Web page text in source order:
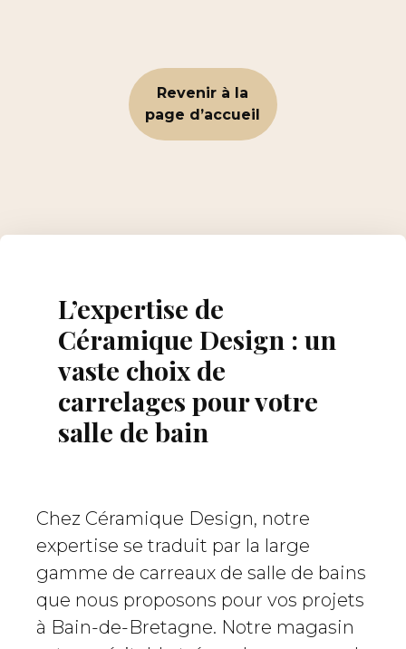
Revenir à la
page d’accueil
L’expertise de
Céramique Design : un
vaste choix de
carrelages pour votre
salle de bain
Chez Céramique Design, notre
expertise se traduit par la large
gamme de carreaux de salle de bains
que nous proposons pour vos projets
à Bain-de-Bretagne. Notre magasin